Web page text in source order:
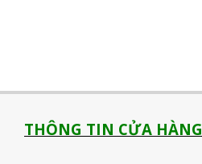
THÔNG TIN CỬA HÀNG